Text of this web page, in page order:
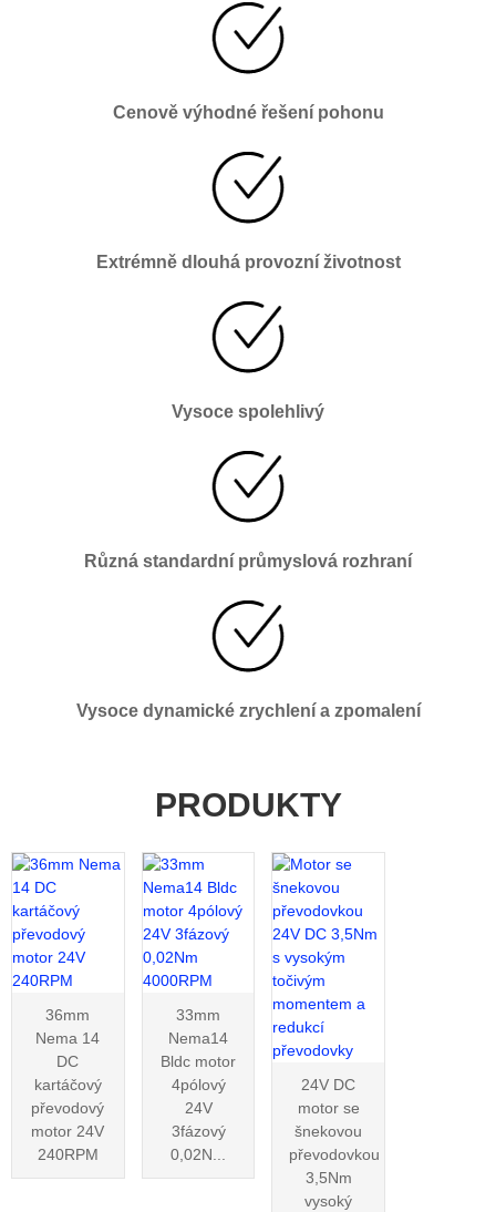
Cenově výhodné řešení pohonu
Extrémně dlouhá provozní životnost
Vysoce spolehlivý
Různá standardní průmyslová rozhraní
Vysoce dynamické zrychlení a zpomalení
PRODUKTY
36mm
Nema 14
DC
kartáčový
převodový
motor 24V
240RPM
33mm
Nema14
Bldc motor
4pólový
24V
3fázový
0,02N...
24V DC
motor se
šnekovou
převodovkou
3,5Nm
vysoký